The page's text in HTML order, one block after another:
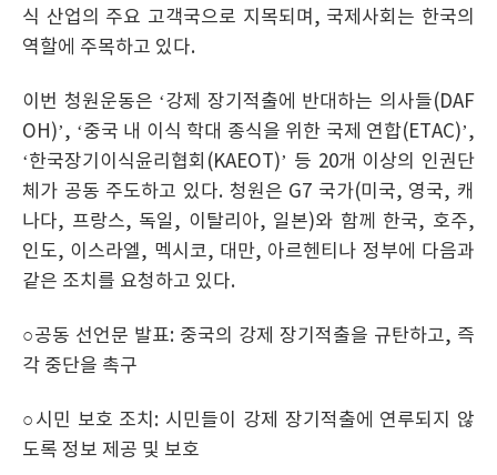
식 산업의 주요 고객국으로 지목되며, 국제사회는 한국의
역할에 주목하고 있다.
이번 청원운동은 ‘강제 장기적출에 반대하는 의사들(DAF
OH)’, ‘중국 내 이식 학대 종식을 위한 국제 연합(ETAC)’,
‘한국장기이식윤리협회(KAEOT)’ 등 20개 이상의 인권단
체가 공동 주도하고 있다. 청원은 G7 국가(미국, 영국, 캐
나다, 프랑스, 독일, 이탈리아, 일본)와 함께 한국, 호주,
인도, 이스라엘, 멕시코, 대만, 아르헨티나 정부에 다음과
같은 조치를 요청하고 있다.
○공동 선언문 발표: 중국의 강제 장기적출을 규탄하고, 즉
각 중단을 촉구
○시민 보호 조치: 시민들이 강제 장기적출에 연루되지 않
도록 정보 제공 및 보호